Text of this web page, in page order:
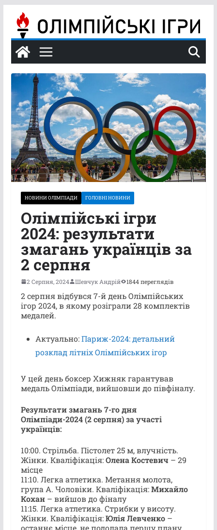
вмісту
НОВИНИ ОЛІМПІАДИ ГОЛОВНІ НОВИНИ
Олімпійські ігри
2024: результати
змагань українців за
2 серпня
2 Серпня, 2024 Шевчук Андрій 1844 переглядів
2 серпня відбувся 7-й день Олімпійських
ігор 2024, в якому розіграли 28 комплектів
медалей.
Актуально:Париж-2024: детальний
розклад літніх Олімпійських ігор
У цей день боксер Хижняк гарантував
медаль Олімпіади, вийшовши до півфіналу.
Результати змагань 7-го дня
Олімпіади-2024 (2 серпня) за участі
українців:
10:00. Стрільба. Пістолет 25 м, влучність.
Жінки. Кваліфікація:Олена Костевич – 29
місце
11:10. Легка атлетика. Метання молота,
група А. Чоловіки. Кваліфікація:Михайло
Кохан– вийшов до фіналу
11:15. Легка атлетика. Стрибки у висоту.
Жінки. Кваліфікація:Юлія Левченко–
останнє місце, не подолала першу плану